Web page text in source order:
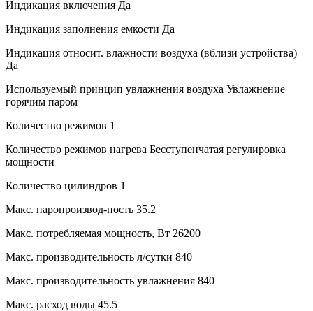
Индикация включения Да
Индикация заполнения емкости Да
Индикация относит. влажности воздуха (вблизи устройства)
Да
Используемый принцип увлажнения воздуха Увлажнение
горячим паром
Количество режимов 1
Количество режимов нагрева Бесступенчатая регулировка
мощности
Количество цилиндров 1
Макс. паропроизвод-ность 35.2
Макс. потребляемая мощность, Вт 26200
Макс. производительность л/сутки 840
Макс. производительность увлажнения 840
Макс. расход воды 45.5